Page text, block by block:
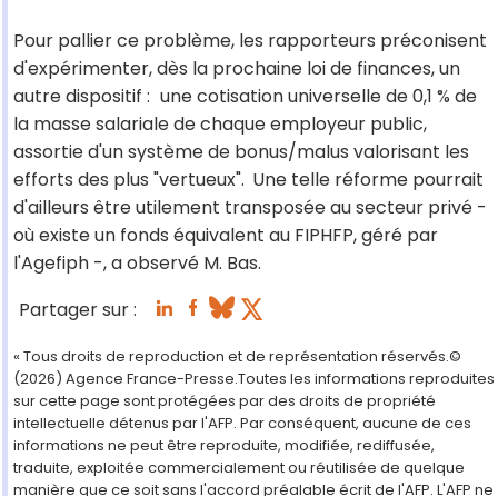
Pour pallier ce problème, les rapporteurs préconisent
d'expérimenter, dès la prochaine loi de finances, un
autre dispositif : une cotisation universelle de 0,1 % de
la masse salariale de chaque employeur public,
assortie d'un système de bonus/malus valorisant les
efforts des plus "vertueux". Une telle réforme pourrait
d'ailleurs être utilement transposée au secteur privé -
où existe un fonds équivalent au FIPHFP, géré par
l'Agefiph -, a observé M. Bas.
Partager sur :
« Tous droits de reproduction et de représentation réservés.©
(2026) Agence France-Presse.Toutes les informations reproduites
sur cette page sont protégées par des droits de propriété
intellectuelle détenus par l'AFP. Par conséquent, aucune de ces
informations ne peut être reproduite, modifiée, rediffusée,
traduite, exploitée commercialement ou réutilisée de quelque
manière que ce soit sans l'accord préalable écrit de l'AFP. L'AFP ne